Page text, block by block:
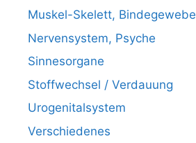
Muskel-Skelett, Bindegewebe
Nervensystem, Psyche
Sinnesorgane
Stoffwechsel / Verdauung
Urogenitalsystem
Verschiedenes